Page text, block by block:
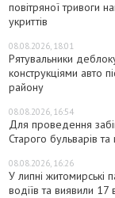
повітряної тривоги
укриттів
08.08.2026, 18:01
Рятувальники
конструкціями авто
району
08.08.2026, 16:54
Для проведення
Старого бульварів
08.08.2026, 16:26
У липні житомирські
водіїв та виявили